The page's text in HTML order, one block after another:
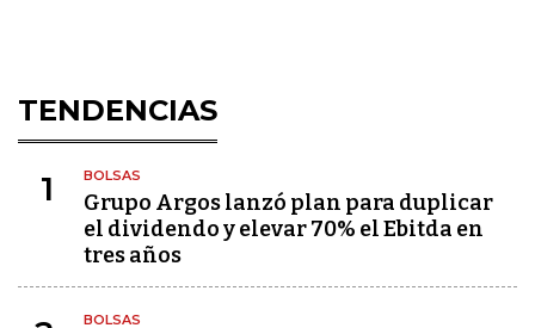
TENDENCIAS
1 BOLSAS
Grupo Argos lanzó plan para duplicar
el dividendo y elevar 70% el Ebitda en
tres años
BOLSAS